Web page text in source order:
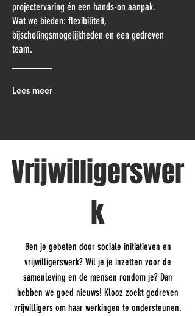
projectervaring én een hands-on aanpak.
Wat we bieden: flexibiliteit,
bijscholingsmogelijkheden en een gedreven
team.
Lees meer
Vrijwilligerswer
k
Ben je gebeten door sociale initiatieven en
vrijwilligerswerk? Wil je je inzetten voor de
samenleving en de mensen rondom je? Dan
hebben we goed nieuws! Klooz zoekt gedreven
vrijwilligers om haar werkingen te ondersteunen.